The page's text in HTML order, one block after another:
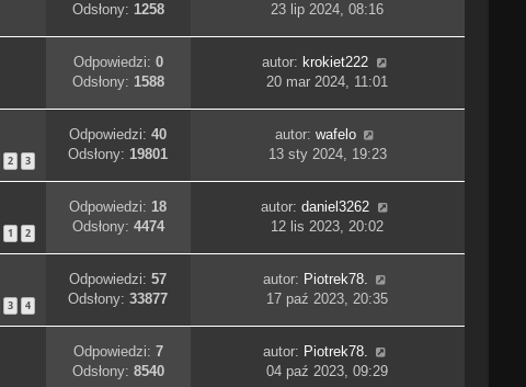
Odsłony: 1258
23 lip 2024, 08:16
Odpowiedzi: 0
Odsłony: 1588
autor: krokiet222
20 mar 2024, 11:01
2 3
Odpowiedzi:40
Odsłony:19801
autor: wafelo
13 sty 2024, 19:23
1 2
Odpowiedzi:18
Odsłony: 4474
autor:daniel3262
12 lis 2023, 20:02
3 4
Odpowiedzi:57
Odsłony:33877
autor: Piotrek78.
17 paź 2023, 20:35
Odpowiedzi: 7
Odsłony: 8540
autor: Piotrek78.
04 paź 2023, 09:29